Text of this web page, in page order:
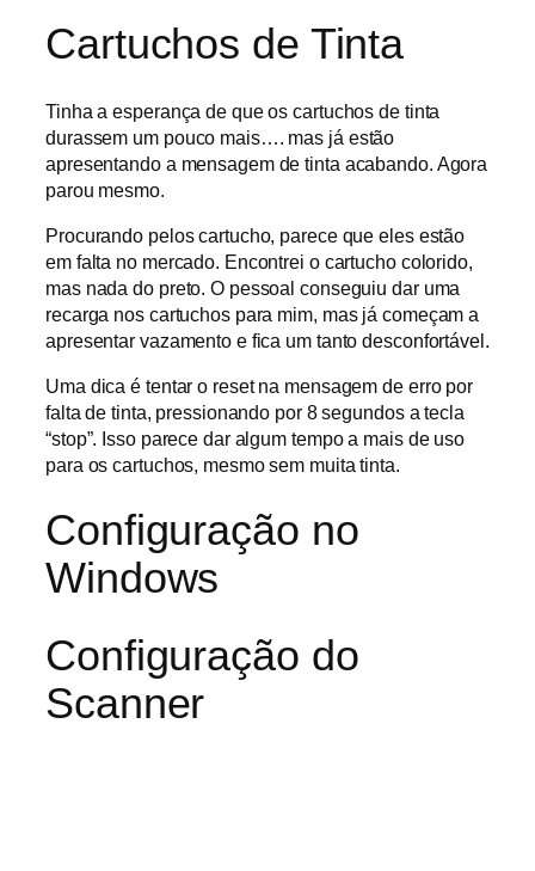
Cartuchos de Tinta
Tinha a esperança de que os cartuchos de tinta
durassem um pouco mais…. mas já estão
apresentando a mensagem de tinta acabando. Agora
parou mesmo.
Procurando pelos cartucho, parece que eles estão
em falta no mercado. Encontrei o cartucho colorido,
mas nada do preto. O pessoal conseguiu dar uma
recarga nos cartuchos para mim, mas já começam a
apresentar vazamento e fica um tanto desconfortável.
Uma dica é tentar o reset na mensagem de erro por
falta de tinta, pressionando por 8 segundos a tecla
“stop”. Isso parece dar algum tempo a mais de uso
para os cartuchos, mesmo sem muita tinta.
Configuração no
Windows
Configuração do
Scanner